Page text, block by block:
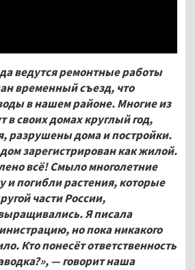
ведутся ремонтные работы
временный съезд, что
в нашем районе. Многие из
в своих домах круглый год,
разрушены дома и постройки.
зарегистрирован как жилой.
всё! Смыло многолетние
и погибли растения, которые
части России,
Я писала
но пока никакого
Кто понесёт ответственность
— говорит наша